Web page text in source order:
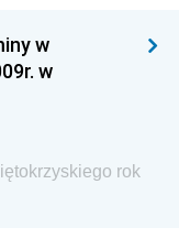
i Gospodarki
Unii
w
w
rok